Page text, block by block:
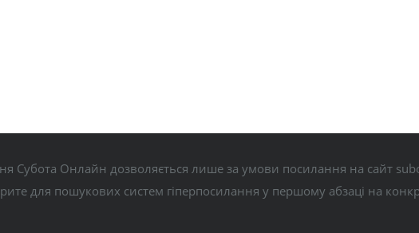
Субота Онлайн дозволяється лише за умови посилання на сайт
для пошукових систем гіперпосилання у першому абзаці на